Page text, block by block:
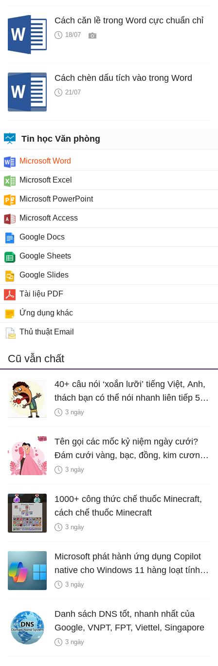
Cách căn lề trong Word cực chuẩn chỉ
18/07
Cách chèn dấu tích vào trong Word
21/07
Tin học Văn phòng
Microsoft Word
Microsoft Excel
Microsoft PowerPoint
Microsoft Access
Google Docs
Google Sheets
Google Slides
Tài liệu PDF
Ứng dụng khác
Thủ thuật Email
Cũ vẫn chất
40+ câu nói ‘xoắn lưỡi’ tiếng Việt, Anh,
thách bạn có thể nói nhanh liên tiếp 5
lần mà vẫn trôi chảy
3 ngày
Tên gọi các mốc kỷ niệm ngày cưới?
Đám cưới vàng, bạc, đồng, kim cương
là bao nhiêu năm?
3 ngày
1000+ công thức chế thuốc Minecraft,
cách chế thuốc Minecraft
3 ngày
Microsoft phát hành ứng dụng Copilot
native cho Windows 11 hàng loạt tính
năng mới Hữu Ích
3 ngày
Danh sách DNS tốt, nhanh nhất của
Google, VNPT, FPT, Viettel, Singapore
3 ngày